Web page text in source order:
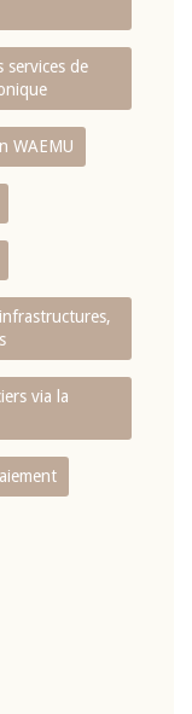
services de
WAEMU
via la